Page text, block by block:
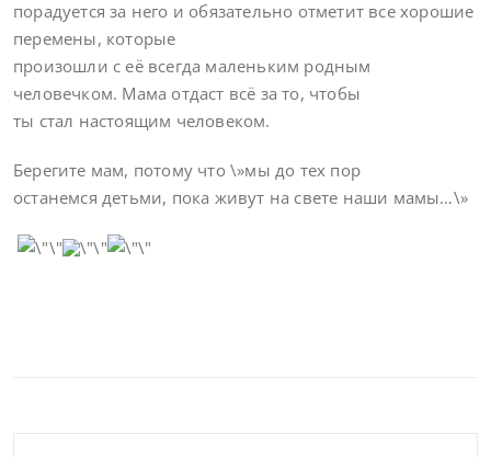
порадуется за него и обязательно отметит все хорошие
перемены, которые
произошли с её всегда маленьким родным
человечком. Мама отдаст всё за то, чтобы
ты стал настоящим человеком.
Берегите мам, потому что \»мы до тех пор
останемся детьми, пока живут на свете наши мамы…\»